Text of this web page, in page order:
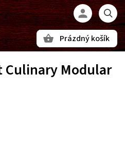
Prázdný košík
Culinary Modular